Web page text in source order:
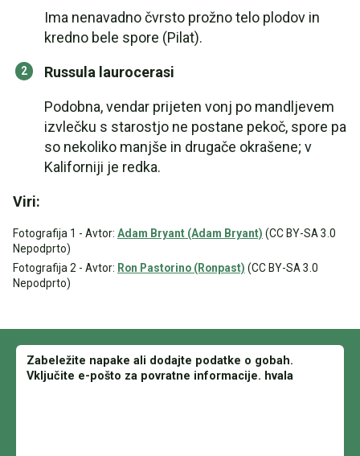
Ima nenavadno čvrsto prožno telo plodov in
kredno bele spore (Pilat).
Russula laurocerasi
Podobna, vendar prijeten vonj po mandljevem
izvlečku s starostjo ne postane pekoč, spore pa
so nekoliko manjše in drugače okrašene; v
Kaliforniji je redka.
Viri:
Fotografija 1 - Avtor: Adam Bryant (Adam Bryant) (CC BY-SA 3.0
Nepodprto)
Fotografija 2 - Avtor: Ron Pastorino (Ronpast) (CC BY-SA 3.0
Nepodprto)